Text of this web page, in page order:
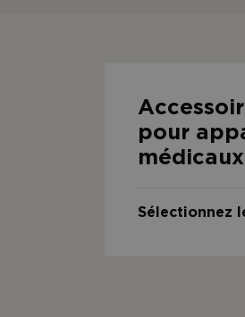
pour
médicaux
Sélectionnez